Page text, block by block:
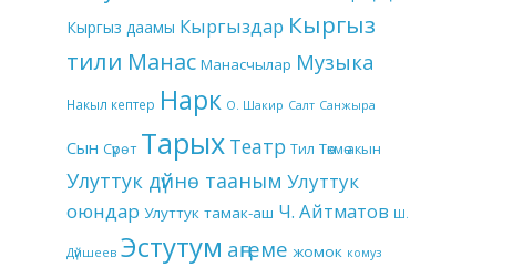
Кыргыз даамы Кыргыздар Кыргыз
тили Манас Манасчылар Музыка
Накыл кептер Нарк О. Шакир Салт Санжыра
Сын Сүрөт Тарых Театр Тил Төкмө акын
Улуттук дүйнө тааным Улуттук
оюндар Улуттук тамак-аш Ч. Айтматов Ш.
Дүйшеев Эстутум аңгеме жомок комуз